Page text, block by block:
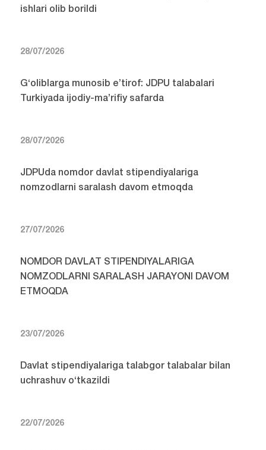
ishlari olib borildi
28/07/2026
G‘oliblarga munosib e’tirof: JDPU talabalari
Turkiyada ijodiy-ma’rifiy safarda
28/07/2026
JDPUda nomdor davlat stipendiyalariga
nomzodlarni saralash davom etmoqda
27/07/2026
NOMDOR DAVLAT STIPENDIYALARIGA
NOMZODLARNI SARALASH JARAYONI DAVOM
ETMOQDA
23/07/2026
Davlat stipendiyalariga talabgor talabalar bilan
uchrashuv o‘tkazildi
22/07/2026